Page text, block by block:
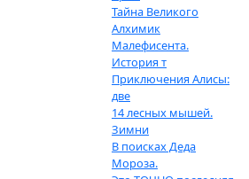
Тайна Великого
Алхимик
Малефисента.
История т
Приключения Алисы:
две
14 лесных мышей.
Зимни
В поисках Деда
Мороза.